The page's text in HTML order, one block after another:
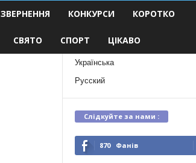
ЗВЕРНЕННЯ КОНКУРСИ КОРОТКО
СВЯТО СПОРТ ЦІКАВО
Українська
Русский
Слідкуйте за нами :
870 Фанів